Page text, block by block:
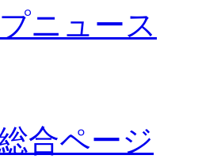
ニュース
合ページ